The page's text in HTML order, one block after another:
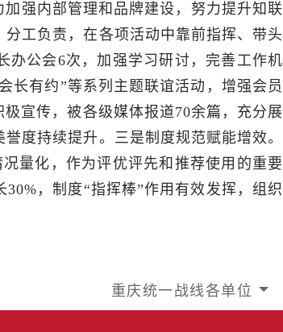
加强内部管理和品牌建设，努力提升知联
工负责，在各项活动中靠前指挥、带头
办公会6次，加强学习研讨，完善工作机
长有约”等系列主题联谊活动，增强会员
宣传，被各级媒体报道70余篇，充分展
度持续提升。三是制度规范赋能增效。
量化，作为评优评先和推荐使用的重要
，制度“指挥棒”作用有效发挥，组织
重庆统一战线各单位